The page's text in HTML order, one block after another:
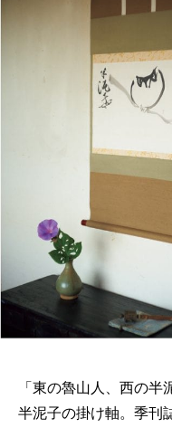
「東の魯山人、西の
半泥子の掛け軸。季刊